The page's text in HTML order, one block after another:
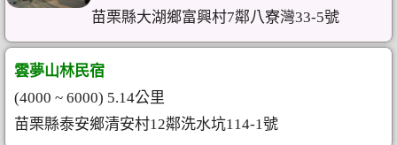
苗栗縣大湖鄉富興村7鄰八寮灣33-5號
雲夢山林民宿
(4000 ~ 6000) 5.14公里
苗栗縣泰安鄉清安村12鄰洗水坑114-1號